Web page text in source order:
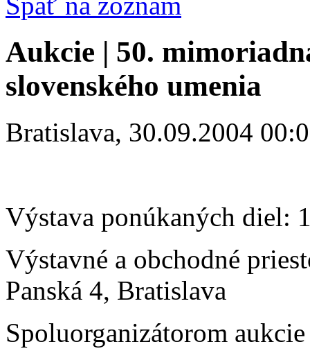
Aukcie | 50.
slovenského umenia
Bratislava, 30.09.2004
Výstava ponúkaných diel:
Výstavné a obchodné
Panská 4, Bratislava
Spoluorganizátorom